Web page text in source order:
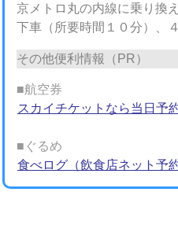
京メトロ丸の内線に乗り換
下車（所要時間１０分）、
その他便利情報（PR）
■航空券
スカイチケットなら当日予
■ぐるめ
食べログ（飲食店ネット予約